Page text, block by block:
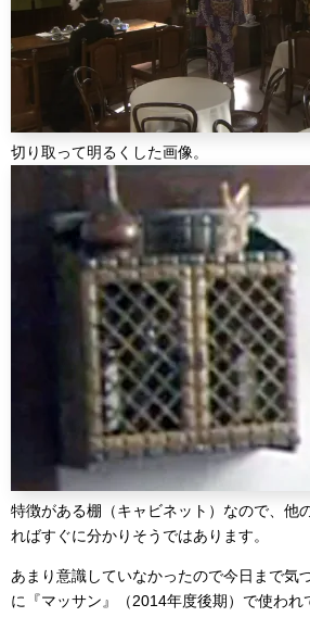
切り取って明るくした画像。
特徴がある棚（キャビネット）なので、他
ればすぐに分かりそうではあります。
あまり意識していなかったので今日まで気
に『マッサン』（2014年度後期）で使われ